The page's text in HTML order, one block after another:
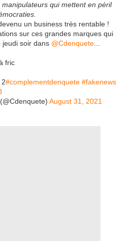
qui mettent en péril
un business très rentable !
sur ces grandes marques qui
jeudi soir dans @Cdenquete
fric
#complementdenquete #fakenews
August 31, 2021